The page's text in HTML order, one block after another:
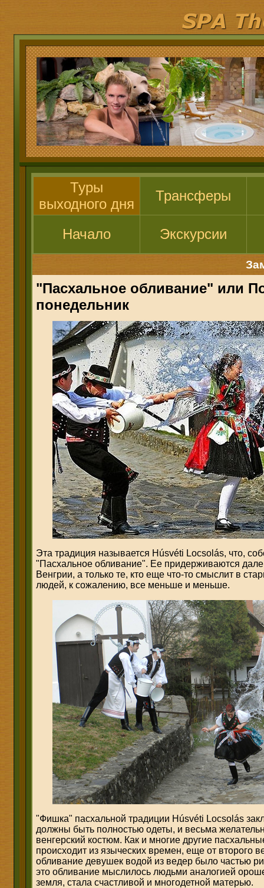
Туры
выходного дня
Трансферы
Начало Экскурсии
"Пасхальное обливание" или
понедельник
Эта традиция называется Húsvéti Locsolás, что,
"Пасхальное обливание". Ее придерживаются
Венгрии, а только те, кто еще что-то смыслит в
людей, к сожалению, все меньше и меньше.
"Фишка" пасхальной традиции Húsvéti Locsolás
должны быть полностью одеты, и весьма
венгерский костюм. Как и многие другие
происходит из языческих времен, еще от второго
обливание девушек водой из ведер было частью
это обливание мыслилось людьми аналогией
земля, стала счастливой и многодетной матерью.